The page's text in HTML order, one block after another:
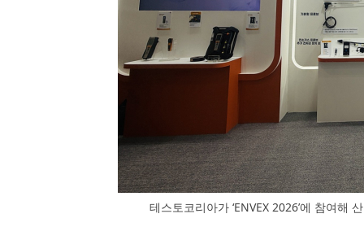
테스토코리아가 ‘ENVEX 2026’에 참여해